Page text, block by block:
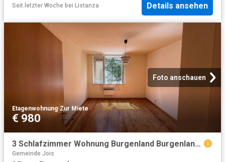
Seit letzter Woche bei Listanza Details ansehen
Foto anschauen
Etagenwohnung·Zur Miete
€ 980
3 Schlafzimmer Wohnung Burgenland Burgenland 104600347
Gemeinde Jois